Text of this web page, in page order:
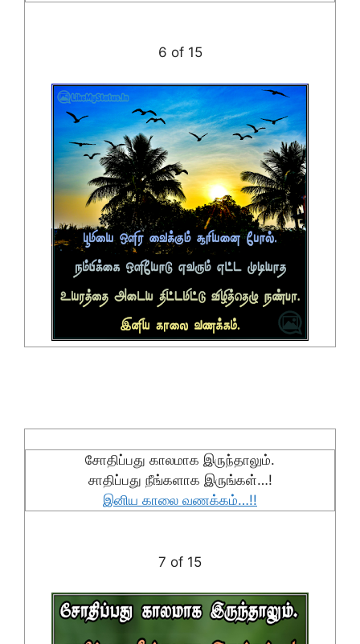
6 of 15
சோதிப்பது காலமாக இருந்தாலும்.
சாதிப்பது நீங்களாக இருங்கள்…!
இனிய காலை வணக்கம்…!!
7 of 15